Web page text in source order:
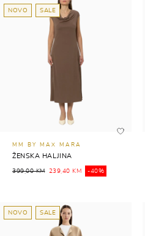
NOVO SALE
MM BY MAX MARA
ŽENSKA HALJINA
399,00 KM 239,40 KM -40%
NOVO SALE